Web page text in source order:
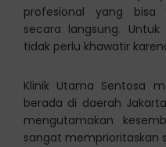
profesional yang bisa
secara langsung.
tidak perlu khawatir
Klinik Utama Sentosa
berada di daerah
mengutamakan
sangat memprioritaskan